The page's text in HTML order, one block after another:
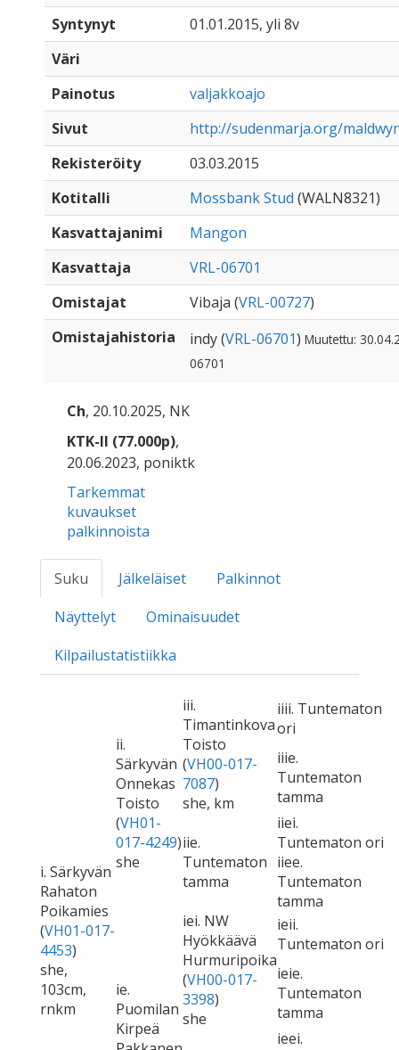
Syntynyt
01.01.2015, yli 8v
Väri
Painotus
valjakkoajo
Sivut
http://sudenmarja.org/
Rekisteröity
03.03.2015
Kotitalli
Mossbank Stud (WALN8321)
Kasvattajanimi
Mangon
Kasvattaja
VRL-06701
Omistajat
Vibaja (VRL-00727)
Omistajahistoria
indy (VRL-06701) Muutettu:
06701
Ch, 20.10.2025, NK
KTK-II (77.000p),
20.06.2023, poniktk
Tarkemmat
kuvaukset
palkinnoista
Suku Jälkeläiset
Palkinnot
Näyttelyt
Ominaisuudet
Kilpailustatistiikka
i. Särkyvän
Rahaton
Poikamies
(VH01-017-
4453)
she,
103cm,
rnkm
ii.
Särkyvän
Onnekas
Toisto
(VH01-
017-4249)
she
iii.
Timantinkova
Toisto
(VH00-017-
7087)
she, km
iiii. Tuntematon
ori
iiie.
Tuntematon
tamma
iie.
Tuntematon
tamma
iiei.
Tuntematon ori
iiee.
Tuntematon
tamma
ie.
Puomilan
Kirpeä
iei. NW
Hyökkäävä
Hurmuripoika
(VH00-017-
3398)
she
ieii.
Tuntematon ori
ieie.
Tuntematon
tamma
ieei.